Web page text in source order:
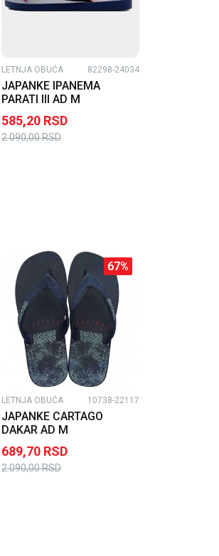
LETNJA OBUĆA 82298-24034
JAPANKE IPANEMA
PARATI III AD M
585,20 RSD
2.090,00RSD
67%
LETNJA OBUĆA 10738-22117
JAPANKE CARTAGO
DAKAR AD M
689,70 RSD
2.090,00RSD